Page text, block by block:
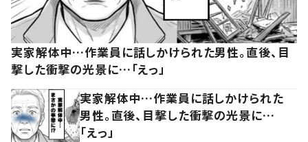
実家解体中…作業員に話しかけられた男性。直後、目
撃した衝撃の光景に…「えっ」
実家解体中…作業員に話しかけられた
男性。直後、目撃した衝撃の光景に…
「えっ」